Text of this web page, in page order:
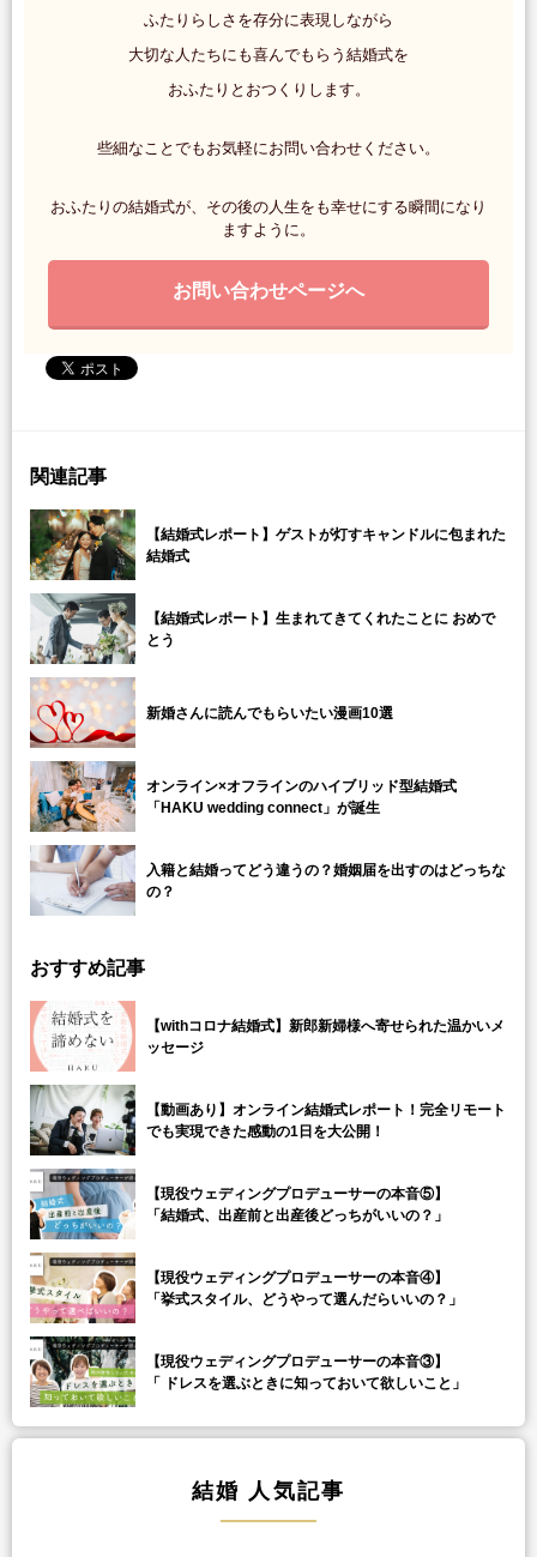
ふたりらしさを存分に表現しながら
大切な人たちにも喜んでもらう結婚式を
おふたりとおつくりします。
些細なことでもお気軽にお問い合わせください。
おふたりの結婚式が、その後の人生をも幸せにする瞬間になり
ますように。
お問い合わせページへ
関連記事
【結婚式レポート】ゲストが灯すキャンドルに包まれた
結婚式
【結婚式レポート】生まれてきてくれたことに おめで
とう
新婚さんに読んでもらいたい漫画10選
オンライン×オフラインのハイブリッド型結婚式
「HAKU wedding connect」が誕生
入籍と結婚ってどう違うの？婚姻届を出すのはどっちな
の？
おすすめ記事
【withコロナ結婚式】新郎新婦様へ寄せられた温かいメ
ッセージ
【動画あり】オンライン結婚式レポート！完全リモート
でも実現できた感動の1日を大公開！
【現役ウェディングプロデューサーの本音⑤】
「結婚式、出産前と出産後どっちがいいの？」
【現役ウェディングプロデューサーの本音④】
「挙式スタイル、どうやって選んだらいいの？」
【現役ウェディングプロデューサーの本音③】
「 ドレスを選ぶときに知っておいて欲しいこと」
結婚 人気記事